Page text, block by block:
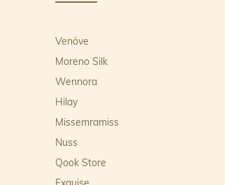
Venöve
Moreno Silk
Wennora
Hilay
Missemramiss
Nuss
Qook Store